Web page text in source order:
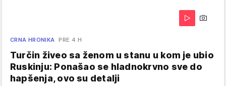
CRNA HRONIKA PRE 4 H
Turčin živeo sa ženom u stanu u kom je ubio
Ruskinju: Ponašao se hladnokrvno sve do
hapšenja, ovo su detalji